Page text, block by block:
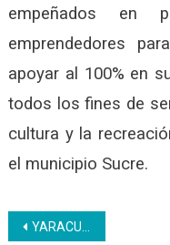
empeñados en
emprendedores
apoyar al 100% en
todos los fines de
cultura y la
el municipio Sucre.
Navegación
YARACUY| Continúa formación a estudiantes de la Milicia Bolivariana